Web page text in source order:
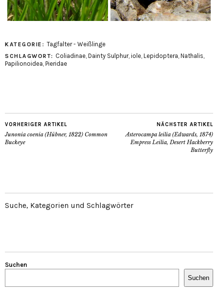
KATEGORIE: Tagfalter - Weißlinge
SCHLAGWORT: Coliadinae Dainty Sulphur, iole Lepidoptera Nathalis
Papilionoidea Pieridae
VORHERIGER ARTIKEL
Junonia coenia (Hübner, 1822) Common
Buckeye
NÄCHSTER ARTIKEL
Asterocampa leilia (Edwards, 1874)
Empress Leilia, Desert Hackberry
Butterfly
Suche, Kategorien und Schlagwörter
Suchen
Suchen